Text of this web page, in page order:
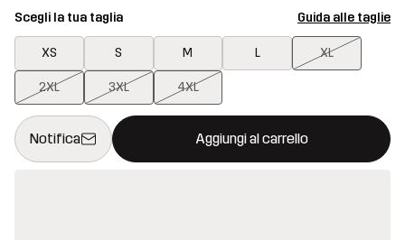
Scegli la tua taglia Guida alle taglie
XS S M L XL
2XL 3XL 4XL
Notifica Aggiungi al carrello
Questo tasto aprirà una finestra modale per confermare un
{{size}} non disponibile